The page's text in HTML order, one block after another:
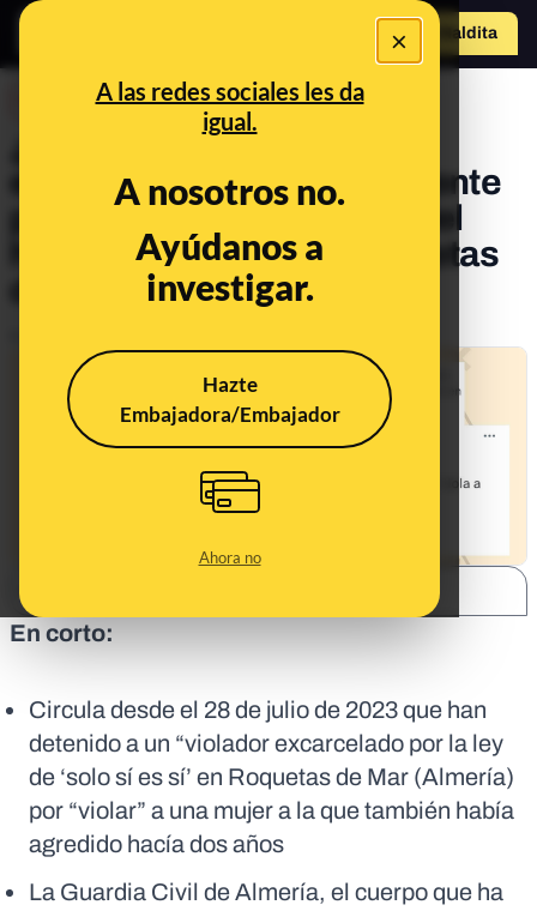
×
A las redes sociales les da
igual.
A nosotros no.
Ayúdanos a
investigar.
Hazte
Embajadora/Embajador
Ahora no
Hazte Maldito
¿Qué sabemos de la
excarcelación supuestamente
por la ley de ‘solo sí es sí’ del
hombre detenido en Roquetas
de Mar (Almería)?
En corto:
Circula desde el 28 de julio de 2023 que han
detenido a un “violador excarcelado por la ley
de ‘solo sí es sí’ en Roquetas de Mar (Almería)
por “violar” a una mujer a la que también había
agredido hacía dos años
La Guardia Civil de Almería, el cuerpo que ha